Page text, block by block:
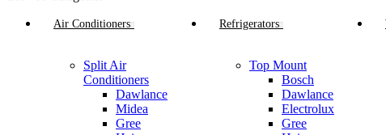
Air Conditioners
Split Air
Conditioners
Dawlance
Midea
Gree
Refrigerators
Top Mount
Bosch
Dawlance
Electrolux
Gree